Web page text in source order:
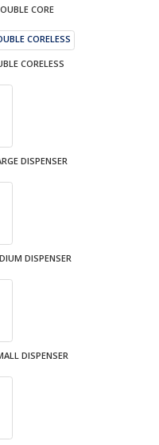
CORE
CORELESS
DISPENSER
DISPENSER
DISPENSER